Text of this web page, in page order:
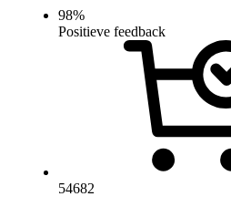
98%
Positieve feedback
54682